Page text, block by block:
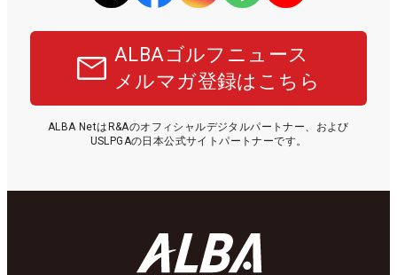
ALBAゴルフニュース
メルマガ登録はこちら
ALBA NetはR&Aのオフィシャルデジタルパートナー、および
USLPGAの日本公式サイトパートナーです。